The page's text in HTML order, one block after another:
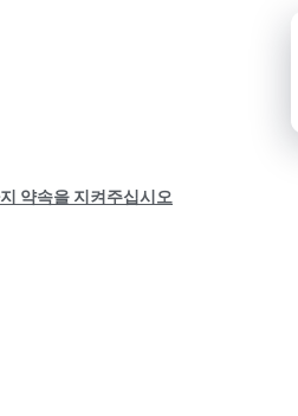
약속을 지켜주십시오